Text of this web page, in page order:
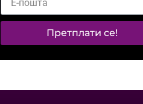
Претплати се!